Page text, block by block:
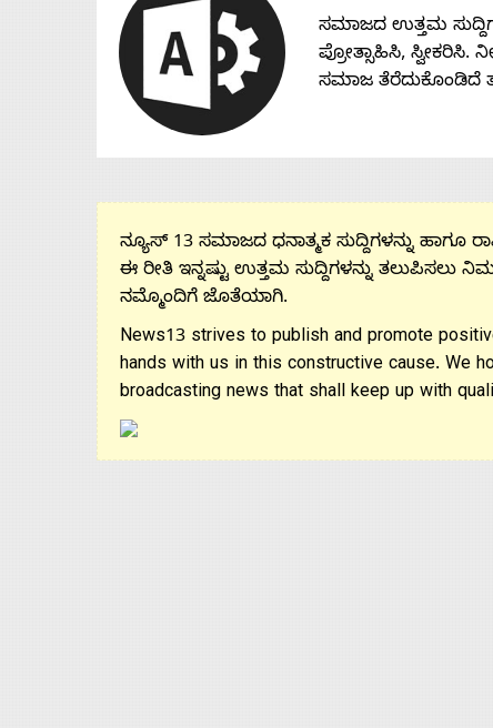
ಸಮಾಜದ ಉತ್ತಮ
ಪ್ರೋತ್ಸಾಹಿಸಿ, ಸ್ವೀಕರಿಸಿ.
ಸಮಾಜ ತೆರೆದುಕೊಂಡಿದೆ
ನ್ಯೂಸ್ 13 ಸಮಾಜದ ಧನಾತ್ಮಕ ಸುದ್ದಿಗಳನ್ನು ಹಾಗೂ
ಈ ರೀತಿ ಇನ್ನಷ್ಟು ಉತ್ತಮ ಸುದ್ದಿಗಳನ್ನು ತಲುಪಿಸಲು
ನಮ್ಮೊಂದಿಗೆ ಜೊತೆಯಾಗಿ.
News13 strives to publish and promote
hands with us in this constructive cause. We
broadcasting news that shall keep up with